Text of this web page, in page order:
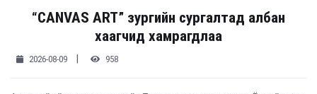
“CANVAS ART” зургийн сургалтад албан
хаагчид хамрагдлаа
2026-08-09 958